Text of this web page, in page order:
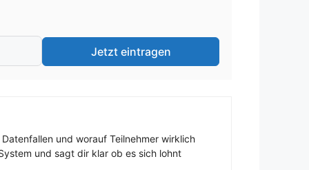
Jetzt eintragen
und worauf Teilnehmer wirklich
und sagt dir klar ob es sich lohnt